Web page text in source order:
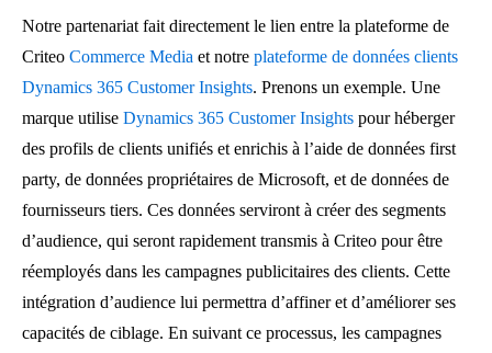
Notre partenariat fait directement le lien entre la plateforme de
Criteo Commerce Media et notre plateforme de données clients
Dynamics 365 Customer Insights. Prenons un exemple. Une
marque utilise Dynamics 365 Customer Insights pour héberger
des profils de clients unifiés et enrichis à l’aide de données first
party, de données propriétaires de Microsoft, et de données de
fournisseurs tiers. Ces données serviront à créer des segments
d’audience, qui seront rapidement transmis à Criteo pour être
réemployés dans les campagnes publicitaires des clients. Cette
intégration d’audience lui permettra d’affiner et d’améliorer ses
capacités de ciblage. En suivant ce processus, les campagnes